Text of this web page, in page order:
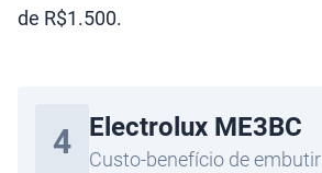
de R$1.500.
4 Electrolux ME3BC
Custo-benefício de embutir